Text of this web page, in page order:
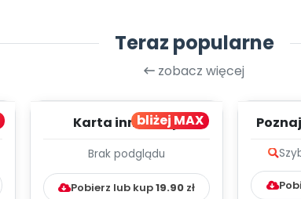
Teraz popularne
zobacz więcej
bliżej MAX
Karta innowacji
Kumpelkowo
Brak podglądu
Pobierz lub kup19.90 zł